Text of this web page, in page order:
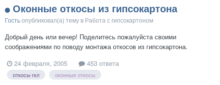
Оконные откосы из гипсокартона
Гостьопубликовал(а) тему в Работа с гипсокартоном
Добрый день или вечер! Поделитесь пожалуйста своими
соображениями по поводу монтажа откосов из гипсокартона.
24 февраля, 2005
453 ответа
откосы гкл оконные откосы